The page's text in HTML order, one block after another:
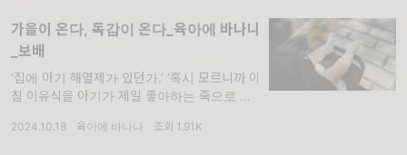
가을이 온다, 독감이 온다_육아에 바나나
_보배
‘집에 아기 해열제가 있던가.’ ‘혹시 모르니까 아
침 이유식을 아기가 제일 좋아하는 죽으로 든든
자.’ ‘날씨가 덥기는 한데, 맨살을 내
2024.10.18 육아에 바나나 조회 1.91K